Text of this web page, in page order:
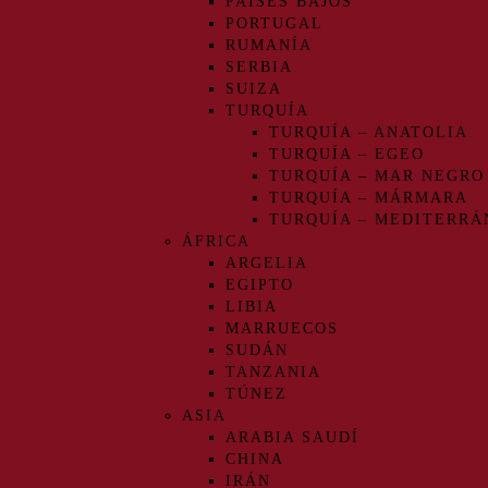
PORTUGAL
RUMANÍA
SERBIA
SUIZA
TURQUÍA
TURQUÍA – ANATOLIA
TURQUÍA – EGEO
TURQUÍA – MAR NEGRO
TURQUÍA – MÁRMARA
TURQUÍA –
ÁFRICA
ARGELIA
EGIPTO
LIBIA
MARRUECOS
SUDÁN
TANZANIA
TÚNEZ
ASIA
ARABIA SAUDÍ
CHINA
IRÁN